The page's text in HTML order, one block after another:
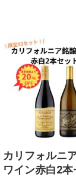
カリフォルニ
ワイン赤白2